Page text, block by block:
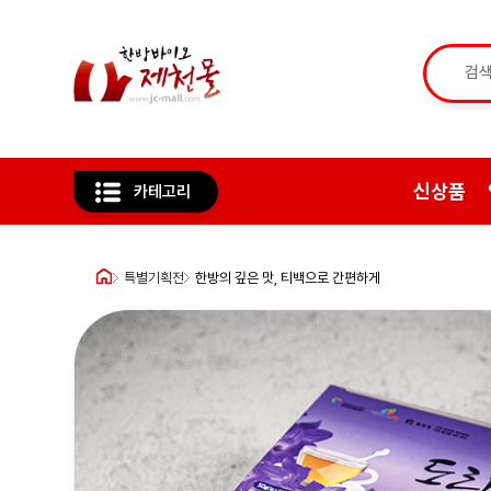
카테고리 신상품
특별기획전 한방의 깊은 맛, 티백으로 간편하게